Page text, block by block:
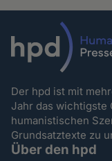
Der hpd ist mit
Jahr das
humanistischen
Grundsatztexte zu
Über den hpd